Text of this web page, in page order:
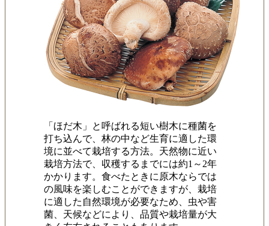
「ほだ木」と呼ばれる短い樹木に種菌を
打ち込んで、林の中など生育に適した環
境に並べて栽培する方法。天然物に近い
栽培方法で、収穫するまでには約1～2年
かかります。食べたときに原木ならでは
の風味を楽しむことができますが、栽培
に適した自然環境が必要なため、虫や害
菌、天候などにより、品質や栽培量が大